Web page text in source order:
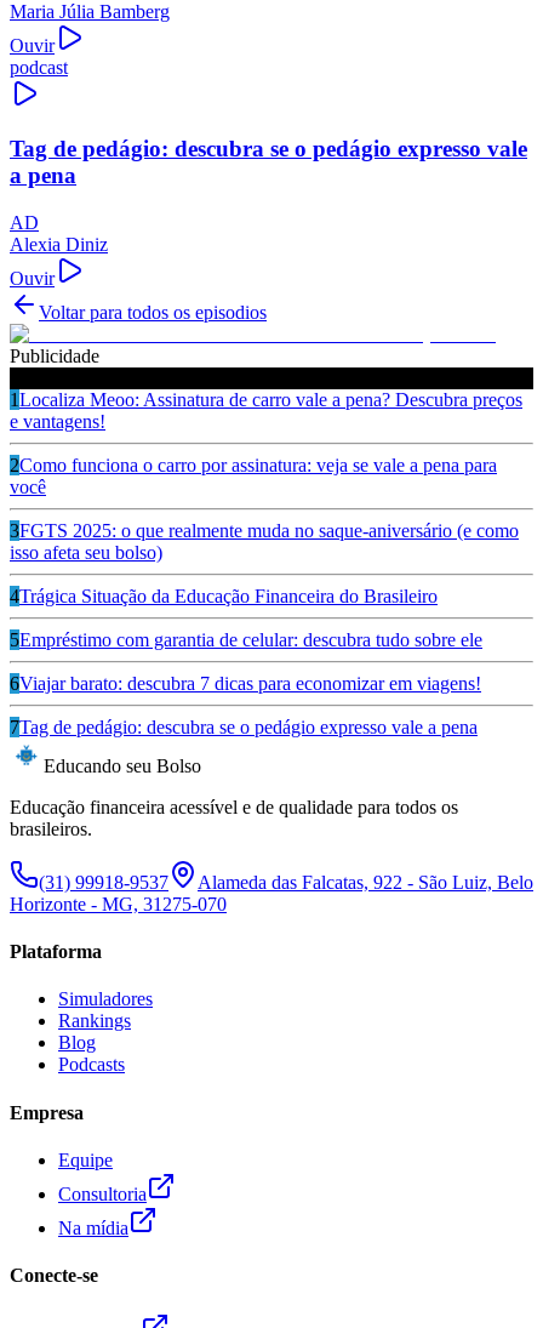
Maria Júlia Bamberg
Ouvir
podcast
Tag de pedágio: descubra se o pedágio expresso vale
a pena
AD
Alexia Diniz
Ouvir
Voltar para todos os episodios
Publicidade
1Localiza Meoo: Assinatura de carro vale a pena? Descubra preços
e vantagens!
2Como funciona o carro por assinatura: veja se vale a pena para
você
3FGTS 2025: o que realmente muda no saque-aniversário (e como
isso afeta seu bolso)
4Trágica Situação da Educação Financeira do Brasileiro
5Empréstimo com garantia de celular: descubra tudo sobre ele
6Viajar barato: descubra 7 dicas para economizar em viagens!
7Tag de pedágio: descubra se o pedágio expresso vale a pena
Educando seu Bolso
Educação financeira acessível e de qualidade para todos os
brasileiros.
(31) 99918-9537
Alameda das Falcatas, 922 - São Luiz, Belo
Horizonte - MG, 31275-070
Plataforma
Simuladores
Rankings
Blog
Podcasts
Empresa
Equipe
Consultoria
Na mídia
Conecte-se